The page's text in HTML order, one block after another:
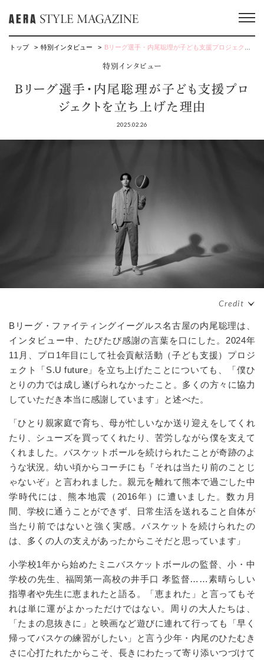
トップ 特別インタビュー Bリーグ選手・内尾聡理が子ども支援プロジェクトを立ち上げた理由
特別インタビュー
Bリーグ選手・内尾聡理が子ども支援プロ
ジェクトを立ち上げた理由
2025.02.26
Bリーグ・ファイティングイーグルス名古屋の内尾聡理は、
インタビュー中、たびたび感謝の言葉を口にした。2024年
11月、プロ1年目にして社会貢献活動（子ども支援）プロジ
ェクト「S.U future」を立ち上げたことについても、「僕ひ
とりの力では成し遂げられなかったこと。多くの方々に協力
していただき本当に感謝しています」と述べた。
「ひとり親家庭で育ち、母が忙しいなか送り迎えをしてくれ
たり、シューズを買ってくれたり、苦労しながら僕を支えて
くれました。バスケットボールを続けられたことが奇跡のよ
うな状況。幼い頃からコーチにも『それは当たり前のことじ
ゃないぞ』と言われました。親元を離れて熊本で過ごした中
学時代には、熊本地震（2016年）に遭いました。数カ月
間、学校に通うことができず、日常生活を送れること自体が
当たり前ではないと強く実感。バスケットを続けられたの
は、多くの人の支えがあったからこそだと思っています」
小学校1年から始めたミニバスケットボールの監督、小・中
学校の先生、福岡第一高校の井手口 孝監督……素晴らしい
指導者や先生に恵まれたと語る。「恵まれた」と言ってもそ
れは単に運がよかっただけではない。周りの大人たちは、
「たまの息抜きに」と映画など遊びに連れて行っても「早く
帰ってバスケの練習がしたい」と言う少年・内尾のひたむき
さに心打たれたからこそ、長きにわたって寄り添いつづけて